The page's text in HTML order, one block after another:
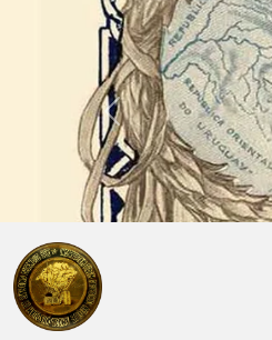
Skip to main content
Anterior